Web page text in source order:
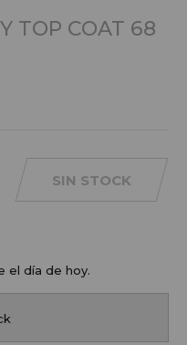
TOP COAT 68
SIN STOCK
el día de hoy.